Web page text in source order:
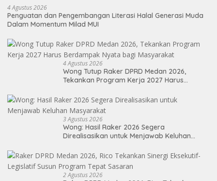
4 Agustus 2026
Penguatan dan Pengembangan Literasi Halal Generasi Muda
Dalam Momentum Milad MUI
4 Agustus 2026
Wong Tutup Raker DPRD Medan 2026,
Tekankan Program Kerja 2027 Harus
3 Agustus 2026
Wong: Hasil Raker 2026 Segera
Direalisasikan untuk Menjawab Keluhan
2 Agustus 2026